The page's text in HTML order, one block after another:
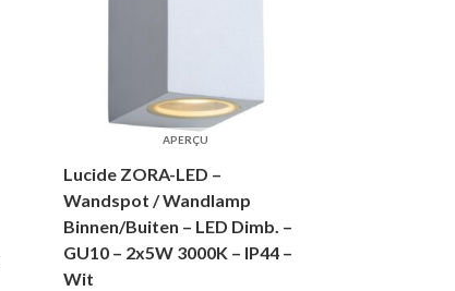
Lucide ZORA-LED –
Wandspot / Wandlamp
Binnen/Buiten – LED Dimb. –
GU10 – 2x5W 3000K – IP44 –
Wit
APERÇU